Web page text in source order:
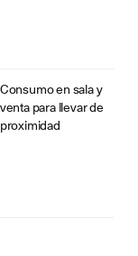
Consumo en sala y
venta para llevar de
proximidad